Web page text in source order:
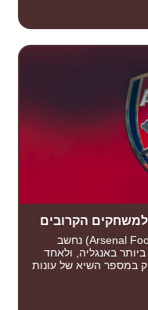
הקרובים
מועדון הכדורגל של ארסנל (Arsenal Football Club) נחשב
באנגליה, ולאחד
במספר השיא של עונות